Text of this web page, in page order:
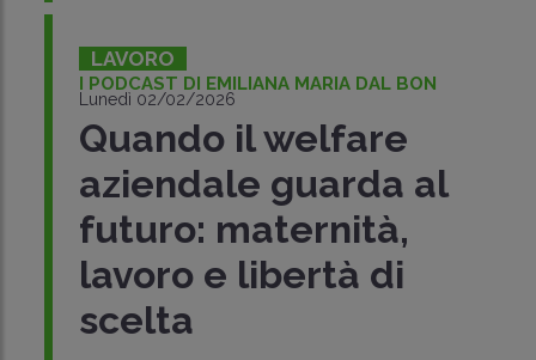
LAVORO
I PODCAST DI EMILIANA MARIA DAL BON
Lunedì 02/02/2026
Quando il welfare
aziendale guarda al
futuro: maternità,
lavoro e libertà di
scelta